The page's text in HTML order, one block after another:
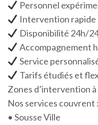
Personnel
Intervention rapide
Disponibilité 24h/
Accompagnement
Service
Tarifs étudiés et
Zones d’intervention à
Nos services couvrent :
• Sousse Ville